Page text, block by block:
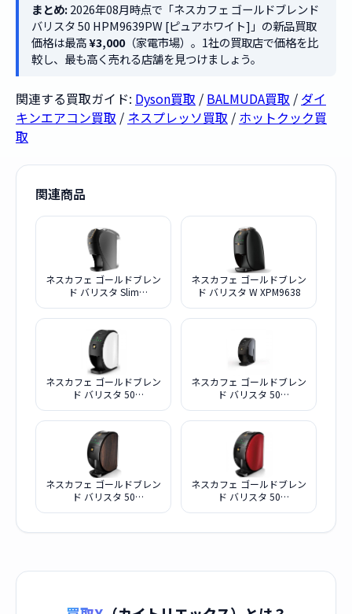
まとめ:2026年08月時点で「ネスカフェ ゴールドブレンド
バリスタ 50 HPM9639PW [ピュアホワイト]」の新品買取
価格は最高¥3,000（家電市場）。1社の買取店で価格を比
較し、最も高く売れる店舗を見つけましょう。
関連する買取ガイド: Dyson買取 / BALMUDA買取 / ダイ
キンエアコン買取 / ネスプレッソ買取 / ホットクック買
取
関連商品
ネスカフェ ゴールドブレン
ド バリスタ Slim
ック]
ネスカフェ ゴールドブレン
ド バリスタ W XPM9638
ネスカフェ ゴールドブレン
ド バリスタ 50
イト]
ネスカフェ ゴールドブレン
ド バリスタ 50
ラック]
ネスカフェ ゴールドブレン
ド バリスタ 50
ネスカフェ ゴールドブレン
ド バリスタ 50